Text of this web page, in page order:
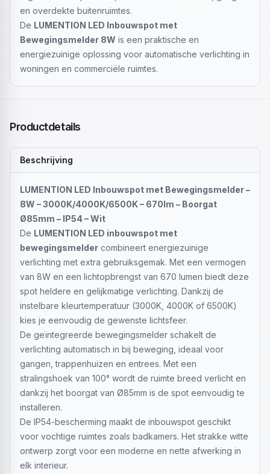
en overdekte buitenruimtes.
De LUMENTION LED Inbouwspot met
Bewegingsmelder 8W is een praktische en
energiezuinige oplossing voor automatische verlichting in
woningen en commerciële ruimtes.
Productdetails
Beschrijving
LUMENTION LED Inbouwspot met Bewegingsmelder –
8W – 3000K/4000K/6500K – 670lm – Boorgat
Ø85mm – IP54 – Wit
De LUMENTION LED inbouwspot met
bewegingsmelder combineert energiezuinige
verlichting met extra gebruiksgemak. Met een vermogen
van 8W en een lichtopbrengst van 670 lumen biedt deze
spot heldere en gelijkmatige verlichting. Dankzij de
instelbare kleurtemperatuur (3000K, 4000K of 6500K)
kies je eenvoudig de gewenste lichtsfeer.
De geïntegreerde bewegingsmelder schakelt de
verlichting automatisch in bij beweging, ideaal voor
gangen, trappenhuizen en entrees. Met een
stralingshoek van 100° wordt de ruimte breed verlicht en
dankzij het boorgat van Ø85mm is de spot eenvoudig te
installeren.
De IP54-bescherming maakt de inbouwspot geschikt
voor vochtige ruimtes zoals badkamers. Het strakke witte
ontwerp zorgt voor een moderne en nette afwerking in
elk interieur.